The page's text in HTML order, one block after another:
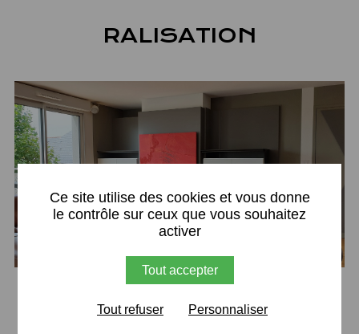
RALISATION
Retour
Ce site utilise des cookies et vous donne
le contrôle sur ceux que vous souhaitez
activer
Tout accepter
Tout refuser Personnaliser